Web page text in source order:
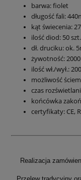
barwa: fiolet
długość fali:
kąt świecenia:
ilość diod: 50 szt.
dł. druciku: ok.
żywotność:
ilość wł./wył.:
możliwość
czas
końcówka
certyfikaty: CE,
Realizacja